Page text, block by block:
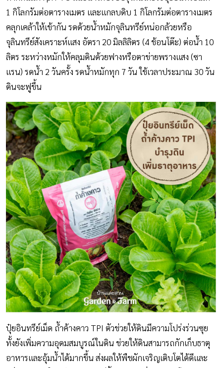
1 กิโลกรัมต่อตารางเมตร และแกลบดิบ 1 กิโลกรัมต่อตารางเมตร
คลุกเคล้าให้เข้ากัน รดด้วยน้ำหมักจุลินทรีย์หน่อกล้วยหรือ
จุลินทรีย์สังเคราะห์แสง อัตรา 20 มิลลิลิตร (4 ช้อนโต๊ะ) ต่อน้ำ 10
ลิตร ระหว่างหมักให้คลุมดินด้วยฟางหรือตาข่ายพรางแสง (ซา
แรน) รดน้ำ 2 วันครั้ง รดน้ำหมักทุก 7 วัน ใช้เวลาประมาณ 30 วัน
ดินจะฟูขึ้น
ปุ๋ยอินทรีย์เม็ด ถ้ำค้างคาว TPI ตัวช่วยให้ดินมีความโปร่งร่วนซุย
ทั้งยังเพิ่มความอุดมสมบูรณ์ในดิน ช่วยให้ดินสามารถกักเก็บธาตุ
อาหารและอุ้มน้ำได้มากขึ้น ส่งผลให้พืชผักเจริญเติบโตได้ดีและ